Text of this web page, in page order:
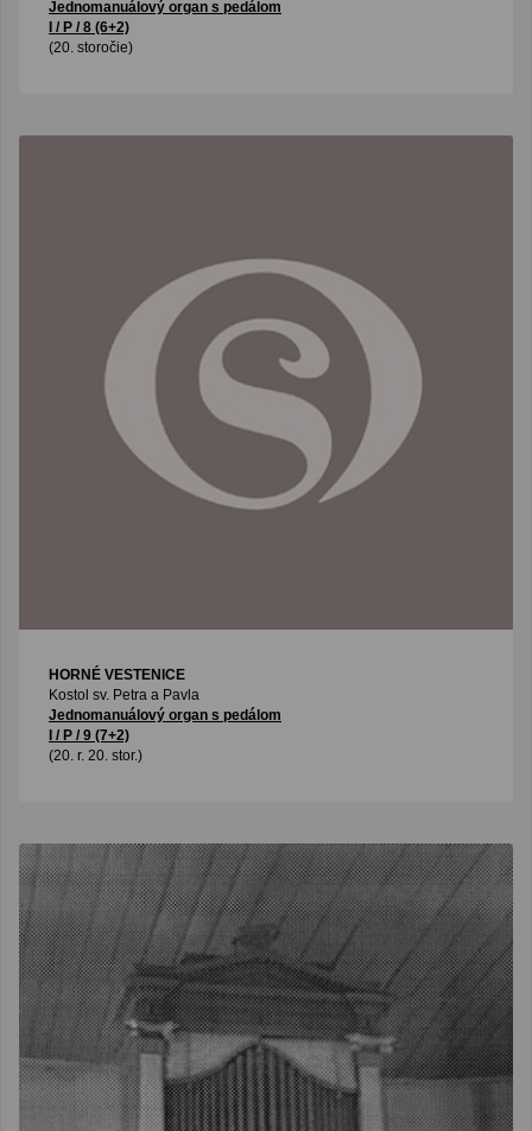
Jednomanuálový organ s pedálom
I / P / 8 (6+2)
(20. storočie)
HORNÉ VESTENICE
Kostol sv. Petra a Pavla
Jednomanuálový organ s pedálom
I / P / 9 (7+2)
(20. r. 20. stor.)